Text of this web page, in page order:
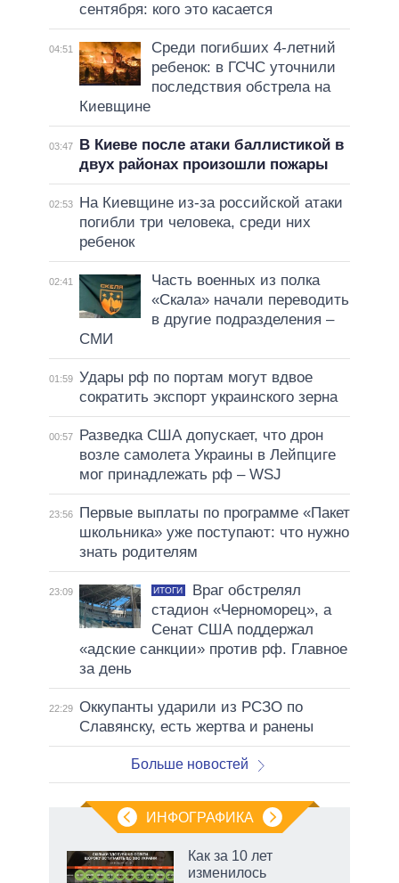
сентября: кого это касается
04:51
Среди погибших 4-летний
ребенок: в ГСЧС уточнили
последствия обстрела на
Киевщине
03:47
В Киеве после атаки баллистикой в
двух районах произошли пожары
02:53
На Киевщине из-за российской атаки
погибли три человека, среди них
ребенок
02:41
Часть военных из полка
«Скала» начали переводить
в другие подразделения –
СМИ
01:59 Удары рф по портам могут вдвое
сократить экспорт украинского зерна
00:57
Разведка США допускает, что дрон
возле самолета Украины в Лейпциге
мог принадлежать рф – WSJ
23:56
Первые выплаты по программе «Пакет
школьника» уже поступают: что нужно
знать родителям
23:09 ИТОГИ
Враг обстрелял
стадион «Черноморец», а
Сенат США поддержал
«адские санкции» против рф. Главное
за день
22:29 Оккупанты ударили из РСЗО по
Славянску, есть жертва и ранены
Больше новостей
ИНФОГРАФИКА
Как за 10 лет
изменилось